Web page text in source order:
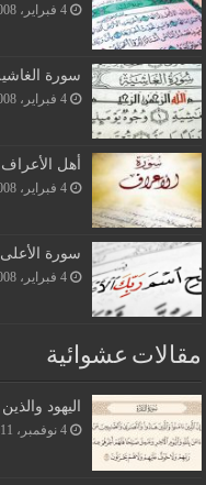
4 فبراير، 2008
سورة
4 فبراير، 2008
أهل
4 فبراير، 2008
سورة
4 فبراير، 2008
مقالات عشوائية
اليهود
4 نوفمبر، 2011